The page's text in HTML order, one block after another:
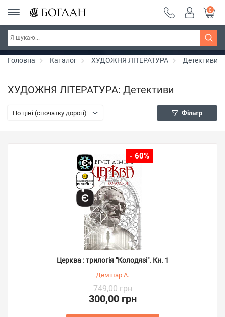
РОЗПРОДАЖ ~ 150 грн ~ 200 грн ~ 250 грн ~
300 грн ~ РОЗПРОДАЖ
Дізнатись більше
0
Головна Каталог ХУДОЖНЯ ЛІТЕРАТУРА Детективи
ХУДОЖНЯ ЛІТЕРАТУРА: Детективи
По ціні (спочатку дорогі) Фільтр
- 60%
Церква : трилогія "Колодязі". Кн. 1
Демшар А.
749,00 грн
300,00 грн